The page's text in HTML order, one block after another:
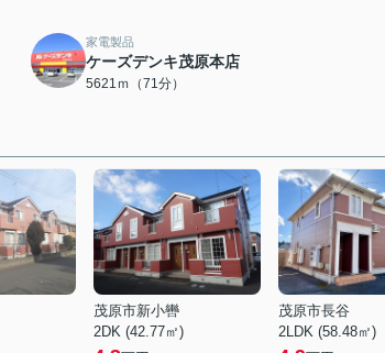
家電製品
ケーズデンキ茂原本店
5621ｍ（71分）
茂原市新小轡
2DK (42.77㎡)
茂原市長谷
2LDK (58.48㎡)